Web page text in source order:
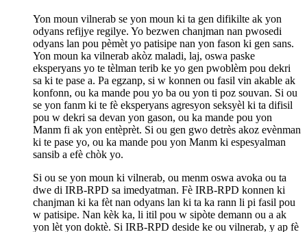
Yon moun vilnerab se yon moun ki ta gen difikilte ak yon
odyans refijye regilye. Yo bezwen chanjman nan pwosedi
odyans lan pou pèmèt yo patisipe nan yon fason ki gen sans.
Yon moun ka vilnerab akòz maladi, laj, oswa paske
eksperyans yo te tèlman terib ke yo gen pwoblèm pou dekri
sa ki te pase a. Pa egzanp, si w konnen ou fasil vin akable ak
konfonn, ou ka mande pou yo ba ou yon ti poz souvan. Si ou
se yon fanm ki te fè eksperyans agresyon seksyèl ki ta difisil
pou w dekri sa devan yon gason, ou ka mande pou yon
Manm fi ak yon entèprèt. Si ou gen gwo detrès akoz evènman
ki te pase yo, ou ka mande pou yon Manm ki espesyalman
sansib a efè chòk yo.
Si ou se yon moun ki vilnerab, ou menm oswa avoka ou ta
dwe di IRB-RPD sa imedyatman. Fè IRB-RPD konnen ki
chanjman ki ka fèt nan odyans lan ki ta ka rann li pi fasil pou
w patisipe. Nan kèk ka, li itil pou w sipòte demann ou a ak
yon lèt yon doktè. Si IRB-RPD deside ke ou vilnerab, y ap fè